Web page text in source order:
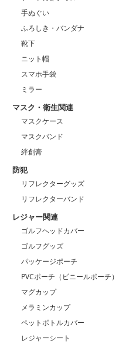
手ぬぐい
ふろしき・バンダナ
靴下
ニット帽
スマホ手袋
ミラー
マスク・衛生関連
マスクケース
マスクバンド
絆創膏
防犯
リフレクターグッズ
リフレクターバンド
レジャー関連
ゴルフヘッドカバー
ゴルフグッズ
パッケージポーチ
PVCポーチ（ビニールポーチ）
マグカップ
メラミンカップ
ペットボトルカバー
レジャーシート